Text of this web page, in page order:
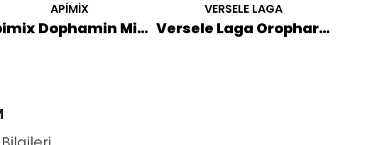
APİMİX
Apimix Dophamin Mineral Takviyesi 1 LT
VERSELE LAGA
Versele Laga Oropharma Boost X5 Yarış Güvercini Güçlendirici 500 GR